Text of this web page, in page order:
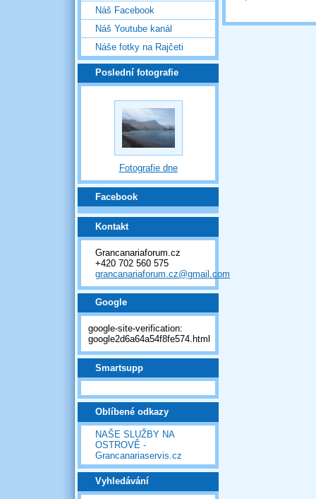
Náš Facebook
Náš Youtube kanál
Náše fotky na Rajčeti
Poslední fotografie
Fotografie dne
Facebook
Kontakt
Grancanariaforum.cz
+420 702 560 575
grancanariaforum.cz@gmail.com
Google
google-site-verification:
google2d6a64a54f8fe574.html
Smartsupp
Oblíbené odkazy
NAŠE SLUŽBY NA
OSTROVĚ -
Grancanariaservis.cz
Vyhledávání